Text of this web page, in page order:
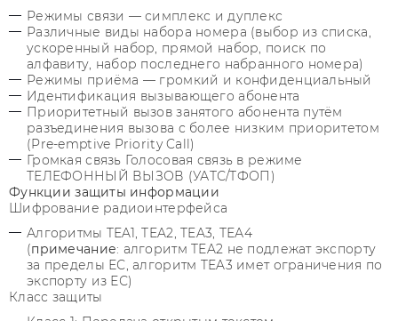
Режимы связи — симплекс и дуплекс
Различные виды набора номера (выбор из списка,
ускоренный набор, прямой набор, поиск по
алфавиту, набор последнего набранного номера)
Режимы приёма — громкий и конфиденциальный
Идентификация вызывающего абонента
Приоритетный вызов занятого абонента путём
разъединения вызова с более низким приоритетом
(Pre-emptive Priority Call)
Громкая связь Голосовая связь в режиме
ТЕЛЕФОННЫЙ ВЫЗОВ (УАТС/ТФОП)
Функции защиты информации
Шифрование радиоинтерфейса
Алгоритмы TEA1, TEA2, TEA3, ТЕА4
(примечание: алгоритм TEA2 не подлежат экспорту
за пределы ЕС, алгоритм TEA3 имет ограничения по
экспорту из ЕС)
Класс защиты